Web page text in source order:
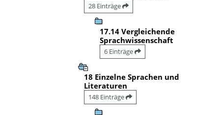
28 Einträge
17.14 Vergleichende
Sprachwissenschaft
6 Einträge
18 Einzelne Sprachen und
Literaturen
148 Einträge